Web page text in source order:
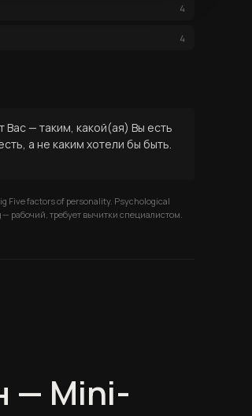
4
4
— таким, какой(ая) Вы есть
а не каким хотели бы быть.
Five factors of personality. Psychological
рабочий, требует вычитки специалистом.
— Mini-